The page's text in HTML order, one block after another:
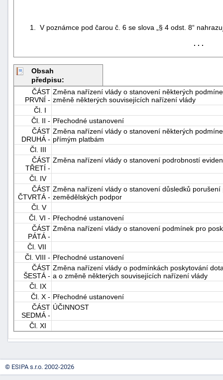
1. V poznámce pod čarou č. 6 se slova „§ 4 odst. 8“
. . .
Obsah
předpisu:
ČÁST
PRVNÍ -
Změna nařízení vlády o stanovení některých
změně některých souvisejících nařízení vlády
Čl. I
Čl. II - Přechodné ustanovení
ČÁST
DRUHÁ -
Změna nařízení vlády o stanovení některých
přímým platbám
Čl. III
ČÁST
TŘETÍ -
Změna nařízení vlády o stanovení podrobností
Čl. IV
ČÁST
ČTVRTÁ -
Změna nařízení vlády o stanovení důsledků
zemědělských podpor
Čl. V
Čl. VI - Přechodné ustanovení
ČÁST
PÁTÁ -
Změna nařízení vlády o stanovení podmínek pro
Čl. VII
Čl. VIII - Přechodné ustanovení
ČÁST
ŠESTÁ -
Změna nařízení vlády o podmínkách poskytování
a o změně některých souvisejících nařízení vlády
Čl. IX
Čl. X - Přechodné ustanovení
ČÁST
SEDMÁ -
ÚČINNOST
Čl. XI
"náhradě
© ESIPA s.r.o. 2002-2026